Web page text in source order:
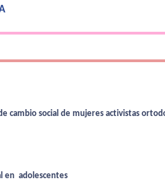
cambio social de mujeres activistas
en adolescentes